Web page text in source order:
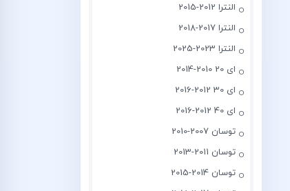
النترا 2012-2015
النترا 2017-2018
النترا 2023-2025
ای 20 2010-2014
ای 30 2012-2016
ای 40 2012-2016
توسان 2007-2010
توسان 2011-2013
توسان 2014-2015